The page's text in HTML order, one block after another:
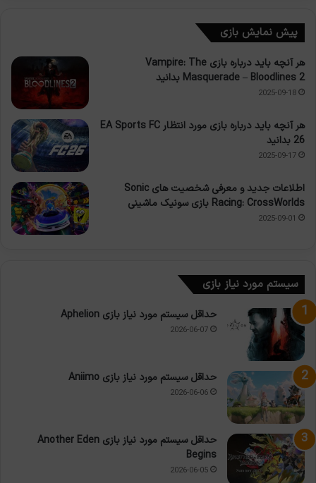
پیش نمایش بازی
هر آنچه باید درباره بازی Vampire: The
Masquerade – Bloodlines 2 بدانید
2025-09-18
هر آنچه باید درباره بازی مورد انتظار EA Sports FC
26 بدانید
2025-09-17
اطلاعات جدید و معرفی شخصیت های Sonic
Racing: CrossWorlds بازی سونیک ماشینی
2025-09-01
سیستم مورد نیاز بازی
حداقل سیستم مورد نیاز بازی Aphelion
2026-06-07
حداقل سیستم مورد نیاز بازی Aniimo
2026-06-06
حداقل سیستم مورد نیاز بازی Another Eden
Begins
2026-06-05